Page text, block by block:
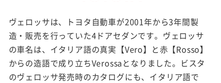
ヴェロッサは、トヨタ自動車が2001年から3年間製
造・販売を行っていた4ドアセダンです。ヴェロッサ
の車名は、イタリア語の真実【Vero】と赤【Rosso】
からの造語で成り立ちVerossaとなりました。ビスタ
のヴェロッサ発売時のカタログにも、イタリア語で